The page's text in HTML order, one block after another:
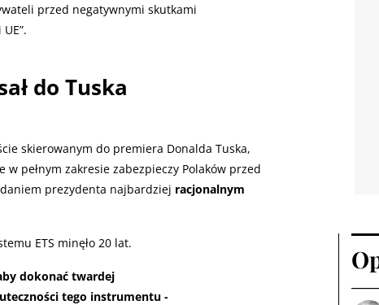
przed negatywnymi skutkami
do Tuska
skierowanym do premiera Donalda Tuska,
w pełnym zakresie zabezpieczy Polaków przed
prezydenta najbardziej racjonalnym
ETS minęło 20 lat.
dokonać twardej
tego instrumentu -